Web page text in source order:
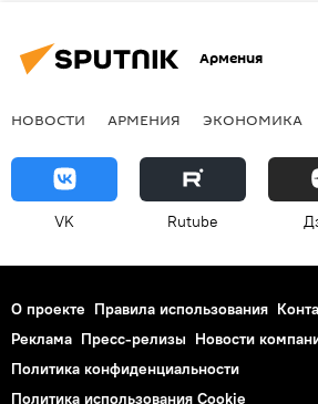
Армения
НОВОСТИ АРМЕНИЯ ЭКОНОМИКА
VK Rutube
О проекте Правила использования
Реклама Пресс-релизы Новости
Политика конфиденциальности
Политика использования Cookie